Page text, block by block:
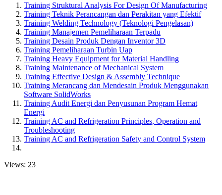
Training Struktural Analysis For Design Of Manufacturing
Training Teknik Perancangan dan Perakitan yang Efektif
Training Welding Technology (Teknologi Pengelasan)
Training Manajemen Pemeliharaan Terpadu
Training Desain Produk Dengan Inventor 3D
Training Pemeliharaan Turbin Uap
Training Heavy Equipment for Material Handling
Training Maintenance of Mechanical System
Training Effective Design & Assembly Technique
Training Merancang dan Mendesain Produk Menggunakan
Software SolidWorks
Training Audit Energi dan Penyusunan Program Hemat
Energi
Training AC and Refrigeration Principles, Operation and
Troubleshooting
Training AC and Refrigeration Safety and Control System
Views: 23